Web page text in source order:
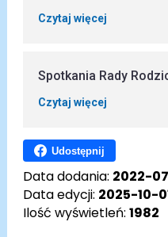
Czytaj więcej
Spotkania Rady
Czytaj więcej
Udostępnij
Data dodania: 2022-
Data edycji: 2025-10-
Ilość wyświetleń: 1982